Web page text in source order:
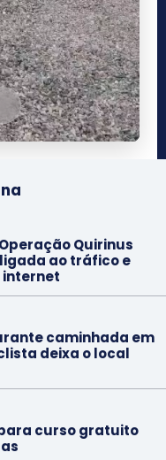
Quirinus
ao tráfico e
internet
caminhada em
deixa o local
curso gratuito